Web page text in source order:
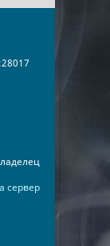
сервер